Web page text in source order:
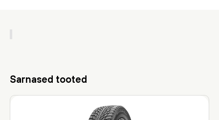
Sarnased tooted